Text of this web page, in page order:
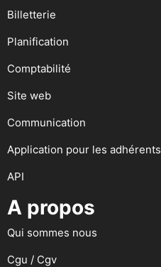
Billetterie
Planification
Comptabilité
Site web
Communication
Application pour les adhérents
API
A propos
Qui sommes nous
Cgu / Cgv